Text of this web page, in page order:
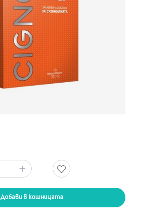
Добави в кошницата